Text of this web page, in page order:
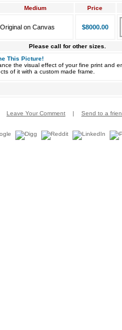
Medium Price
Original on Canvas $8000.00
Please call for other sizes.
This Picture!
the visual effect of your fine print and
of it with a custom made frame.
Leave Your Comment | Send to a